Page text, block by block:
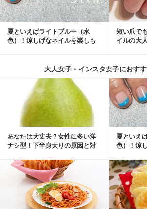
夏といえばライトブルー（水
色）！涼しげなネイルを楽しも
短い爪で
イルの大
大人女子・インスタ女子におす
あなたは大丈夫？女性に多い洋
ナシ型！下半身太りの原因と対
夏といえ
色）！涼